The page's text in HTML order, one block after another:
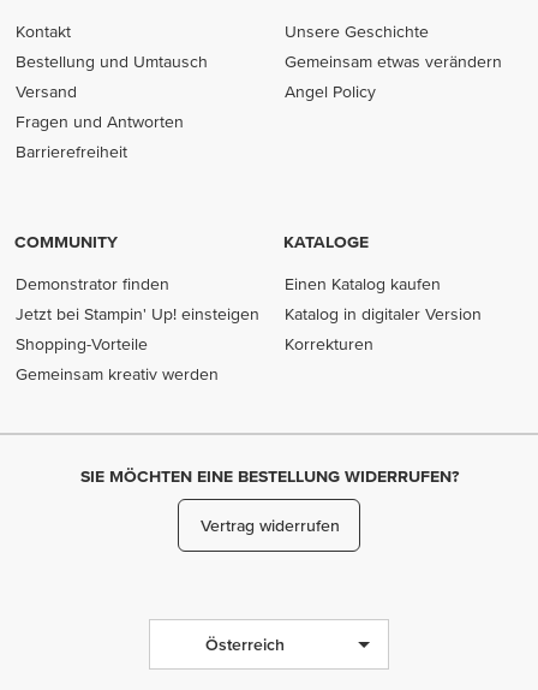
Kontakt
Bestellung und Umtausch
Versand
Fragen und Antworten
Barrierefreiheit
Unsere Geschichte
Gemeinsam etwas verändern
Angel Policy
COMMUNITY
Demonstrator finden
Jetzt bei Stampin' Up! einsteigen
Shopping-Vorteile
Gemeinsam kreativ werden
KATALOGE
Einen Katalog kaufen
Katalog in digitaler Version
Korrekturen
SIE MÖCHTEN EINE BESTELLUNG WIDERRUFEN?
Vertrag widerrufen
Österreich